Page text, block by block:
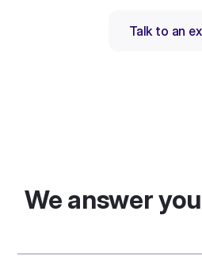
Talk to an
We answer